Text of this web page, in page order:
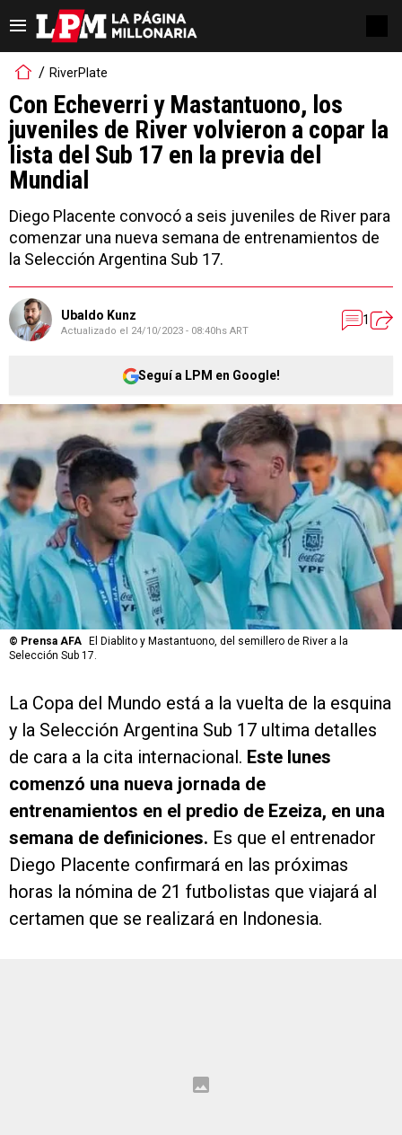
RiverPlate
Con Echeverri y Mastantuono, los
juveniles de River volvieron a copar la
lista del Sub 17 en la previa del
Mundial
Diego Placente convocó a seis juveniles de River para
comenzar una nueva semana de entrenamientos de
la Selección Argentina Sub 17.
Ubaldo Kunz
Actualizado el 24/10/2023 - 08:40hs ART
1
Seguí a LPM en Google!
© Prensa AFA
El Diablito y Mastantuono, del semillero de River a la
Selección Sub 17.
La Copa del Mundo está a la vuelta de la esquina
y la Selección Argentina Sub 17 ultima detalles
de cara a la cita internacional. Este lunes
comenzó una nueva jornada de
entrenamientos en el predio de Ezeiza, en una
semana de definiciones. Es que el entrenador
Diego Placente confirmará en las próximas
horas la nómina de 21 futbolistas que viajará al
certamen que se realizará en Indonesia.